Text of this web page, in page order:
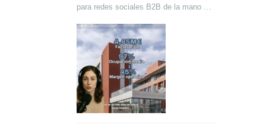
para redes sociales B2B de la mano de